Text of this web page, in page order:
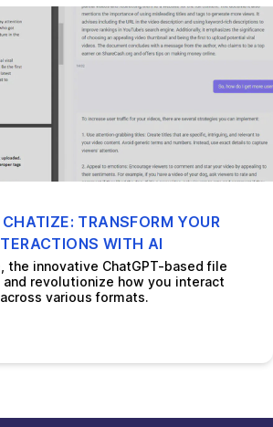
TRANSFORM YOUR
WITH AI
the innovative ChatGPT-based file
and revolutionize how you interact
various formats.